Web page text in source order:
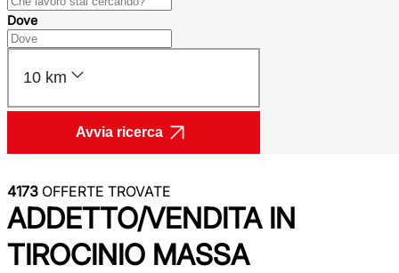
Dove
10 km
Avvia ricerca
4173 OFFERTE TROVATE
ADDETTO/VENDITA IN
TIROCINIO MASSA